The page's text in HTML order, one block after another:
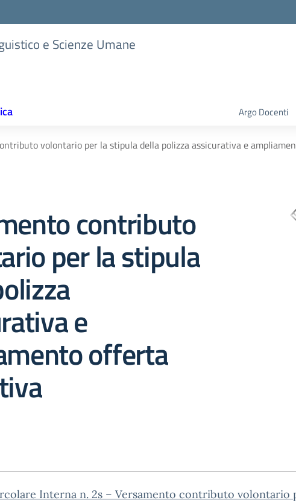
e Scienze Umane
Argo Docenti
volontario per la stipula della polizza assicurativa e
contributo
per la stipula
e
offerta
Interna n. 2s – Versamento contributo volontario